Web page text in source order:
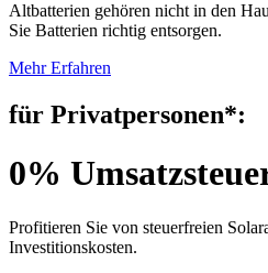
Altbatterien gehören nicht in den
Sie Batterien richtig entsorgen.
Mehr Erfahren
für Privatpersonen*:
0%
Profitieren Sie von steuerfreien
Investitionskosten.